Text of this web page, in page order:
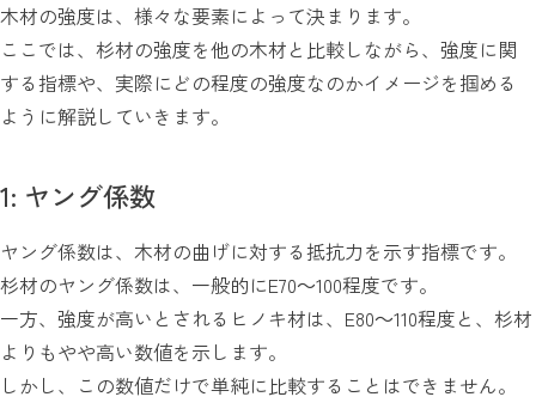
木材の強度は、様々な要素によって決まります。
ここでは、杉材の強度を他の木材と比較しながら、強度に関
する指標や、実際にどの程度の強度なのかイメージを掴める
ように解説していきます。
1: ヤング係数
ヤング係数は、木材の曲げに対する抵抗力を示す指標です。
杉材のヤング係数は、一般的にE70～100程度です。
一方、強度が高いとされるヒノキ材は、E80～110程度と、杉材
よりもやや高い数値を示します。
しかし、この数値だけで単純に比較することはできません。